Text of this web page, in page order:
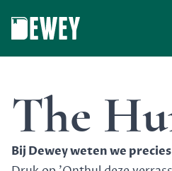
The
Bij Dewey weten we